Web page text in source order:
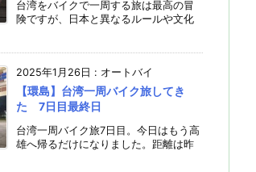
台湾をバイクで一周する旅は最高の冒
険ですが、日本と異なるルールや文化
2025年1月26日 : オートバイ
【環島】台湾一周バイク旅してき
た 7日目最終日
台湾一周バイク旅7日目。今日はもう高
雄へ帰るだけになりました。距離は昨